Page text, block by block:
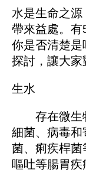
水是生命之
帶來益處。有
你是否清楚
探討，讓大家
生水
存在微生物
細菌、病毒
菌、痢疾桿菌
嘔吐等腸胃